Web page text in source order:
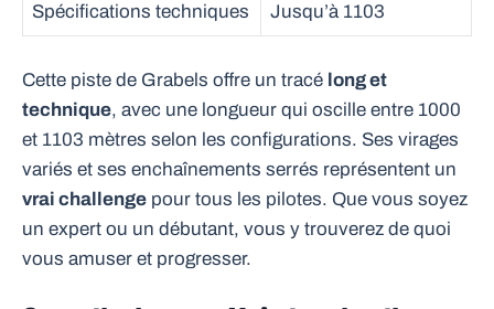
Spécifications techniques Jusqu’à 1103
Cette piste de Grabels offre un tracé long et
technique, avec une longueur qui oscille entre 1000
et 1103 mètres selon les configurations. Ses virages
variés et ses enchaînements serrés représentent un
vrai challenge pour tous les pilotes. Que vous soyez
un expert ou un débutant, vous y trouverez de quoi
vous amuser et progresser.